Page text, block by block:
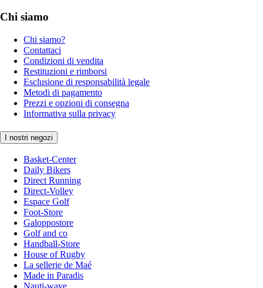
Chi siamo
Chi siamo?
Contattaci
Condizioni di vendita
Restituzioni e rimborsi
Esclusione di responsabilità legale
Metodi di pagamento
Prezzi e opzioni di consegna
Informativa sulla privacy
I nostri negozi
Basket-Center
Daily Bikers
Direct Running
Direct-Volley
Espace Golf
Foot-Store
Galoppostore
Golf and co
Handball-Store
House of Rugby
La sellerie de Maé
Made in Paradis